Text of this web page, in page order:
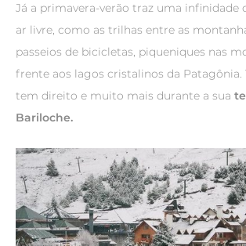
Já a primavera-verão traz uma infinidade
ar livre, como as trilhas entre as
passeios de bicicletas, piqueniques nas
frente aos lagos cristalinos da Patagônia.
tem direito e muito mais durante a sua
Bariloche.